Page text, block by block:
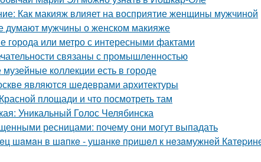
Как макияж влияет на восприятие женщины мужчиной
думают мужчины о женском макияже
города или метро с интересными фактами
связаны с промышленностью
коллекции есть в городе
являются шедеврами архитектуры
площади и что посмотреть там
Уникальный Голос Челябинска
ресницами: почему они могут выпадать
шaмaн в шaпкe - ушaнкe пpишeл к нeзaмужнeй